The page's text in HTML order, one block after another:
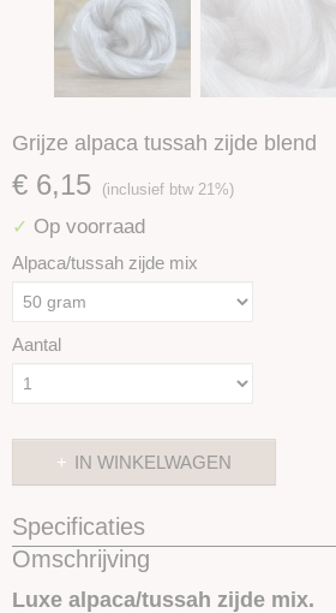
Grijze alpaca tussah zijde blend
€ 6,15 (inclusief btw 21%)
✓ Op voorraad
Alpaca/tussah zijde mix
Aantal
IN WINKELWAGEN
Specificaties
Productcode
Omschrijving
Luxe alpaca/tussah zijde mix.